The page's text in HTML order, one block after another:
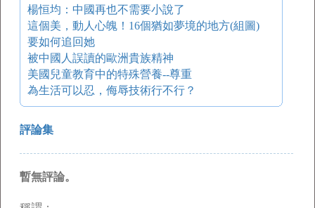
楊恒均：中國再也不需要小說了
這個美，動人心魄！16個猶如夢境的地方(組圖)
要如何追回她
被中國人誤讀的歐洲貴族精神
美國兒童教育中的特殊營養--尊重
為生活可以忍，侮辱技術行不行？
評論集
暫無評論。